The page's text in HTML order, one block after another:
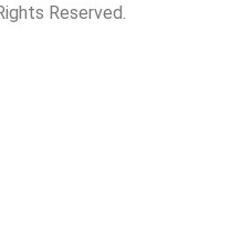
Reserved.